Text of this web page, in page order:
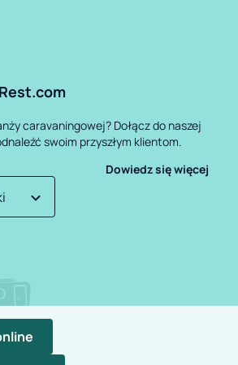
caravaningowej? Dołącz do naszej
swoim przyszłym klientom.
Dowiedz się więcej